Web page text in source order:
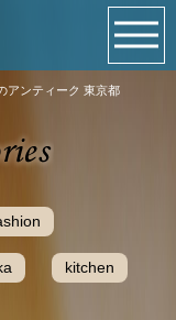
アンティーク 東京都
kitchen